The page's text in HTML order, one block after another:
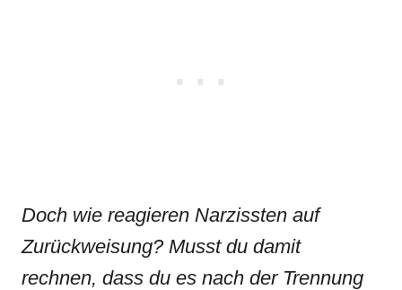
Doch wie reagieren Narzissten auf
Zurückweisung? Musst du damit
rechnen, dass du es nach der Trennung